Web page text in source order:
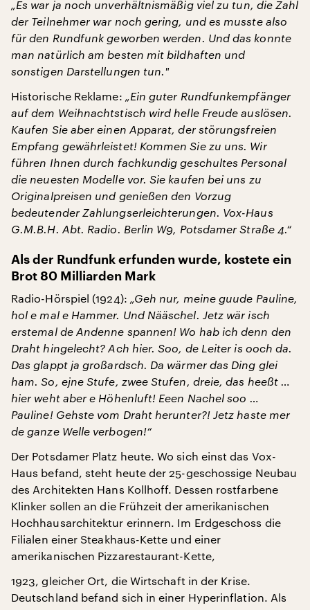
„Es war ja noch unverhältnismäßig viel zu tun, die Zahl
der Teilnehmer war noch gering, und es musste also
für den Rundfunk geworben werden. Und das konnte
man natürlich am besten mit bildhaften und
sonstigen Darstellungen tun."
Historische Reklame: „Ein guter Rundfunkempfänger
auf dem Weihnachtstisch wird helle Freude auslösen.
Kaufen Sie aber einen Apparat, der störungsfreien
Empfang gewährleistet! Kommen Sie zu uns. Wir
führen Ihnen durch fachkundig geschultes Personal
die neuesten Modelle vor. Sie kaufen bei uns zu
Originalpreisen und genießen den Vorzug
bedeutender Zahlungserleichterungen. Vox-Haus
G.M.B.H. Abt. Radio. Berlin W9, Potsdamer Straße 4.“
Als der Rundfunk erfunden wurde, kostete ein
Brot 80 Milliarden Mark
Radio-Hörspiel (1924): „Geh nur, meine guude Pauline,
hol e mal e Hammer. Und Nääschel. Jetz wär isch
erstemal de Andenne spannen! Wo hab ich denn den
Draht hingelecht? Ach hier. Soo, de Leiter is ooch da.
Das glappt ja großardsch. Da wärmer das Ding glei
ham. So, ejne Stufe, zwee Stufen, dreie, das heeßt …
hier weht aber e Höhenluft! Eeen Nachel soo …
Pauline! Gehste vom Draht herunter?! Jetz haste mer
de ganze Welle verbogen!“
Der Potsdamer Platz heute. Wo sich einst das Vox-
Haus befand, steht heute der 25-geschossige Neubau
des Architekten Hans Kollhoff. Dessen rostfarbene
Klinker sollen an die Frühzeit der amerikanischen
Hochhausarchitektur erinnern. Im Erdgeschoss die
Filialen einer Steakhaus-Kette und einer
amerikanischen Pizzarestaurant-Kette,
1923, gleicher Ort, die Wirtschaft in der Krise.
Deutschland befand sich in einer Hyperinflation. Als